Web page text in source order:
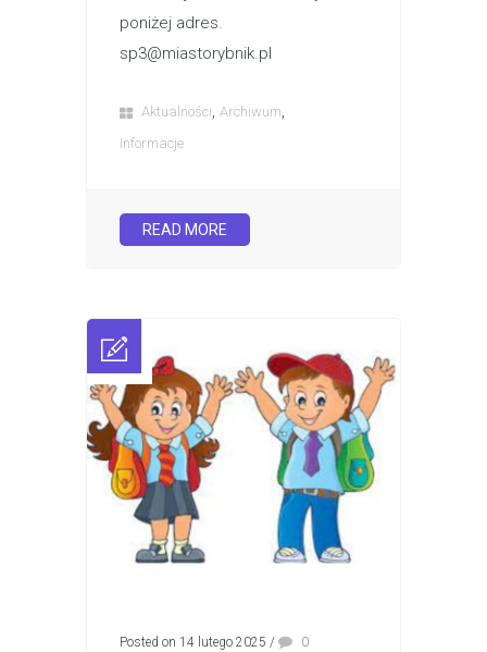
poniżej adres.
sp3@miastorybnik.pl
Aktualności Archiwum
Informacje
READ MORE
Posted on 14 lutego 2025 /
0